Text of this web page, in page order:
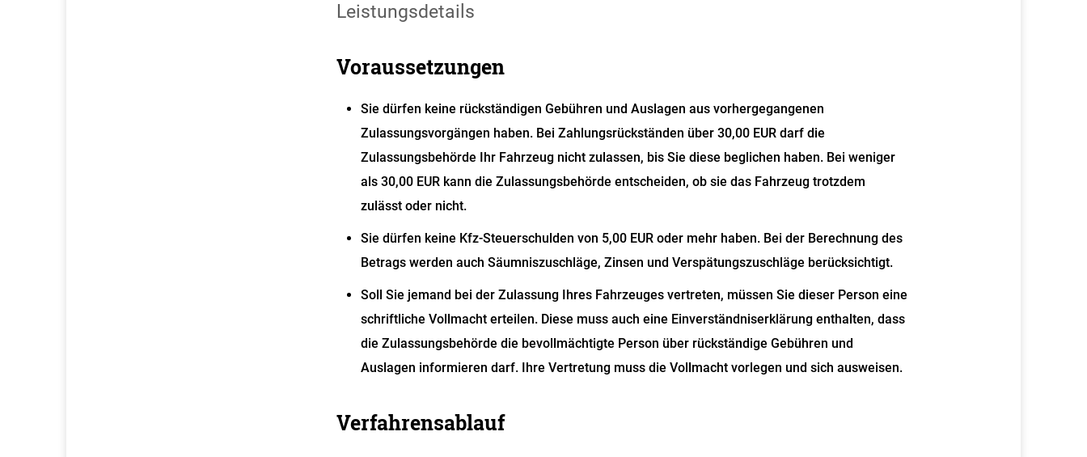
Leistungsdetails
Voraussetzungen
Sie dürfen keine rückständigen Gebühren und Auslagen aus vorhergegangenen
Zulassungsvorgängen haben. Bei Zahlungsrückständen über 30,00 EUR darf die
Zulassungsbehörde Ihr Fahrzeug nicht zulassen, bis Sie diese beglichen haben. Bei weniger
als 30,00 EUR kann die Zulassungsbehörde entscheiden, ob sie das Fahrzeug trotzdem
zulässt oder nicht.
Sie dürfen keine Kfz-Steuerschulden von 5,00 EUR oder mehr haben. Bei der Berechnung des
Betrags werden auch Säumniszuschläge, Zinsen und Verspätungszuschläge berücksichtigt.
Soll Sie jemand bei der Zulassung Ihres Fahrzeuges vertreten, müssen Sie dieser Person eine
schriftliche Vollmacht erteilen. Diese muss auch eine Einverständniserklärung enthalten, dass
die Zulassungsbehörde die bevollmächtigte Person über rückständige Gebühren und
Auslagen informieren darf. Ihre Vertretung muss die Vollmacht vorlegen und sich ausweisen.
Verfahrensablauf